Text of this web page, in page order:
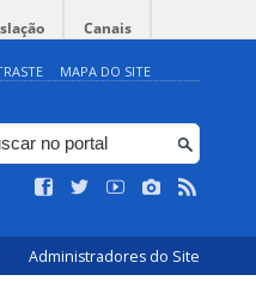
Canais
MAPA DO SITE
Administradores do Site